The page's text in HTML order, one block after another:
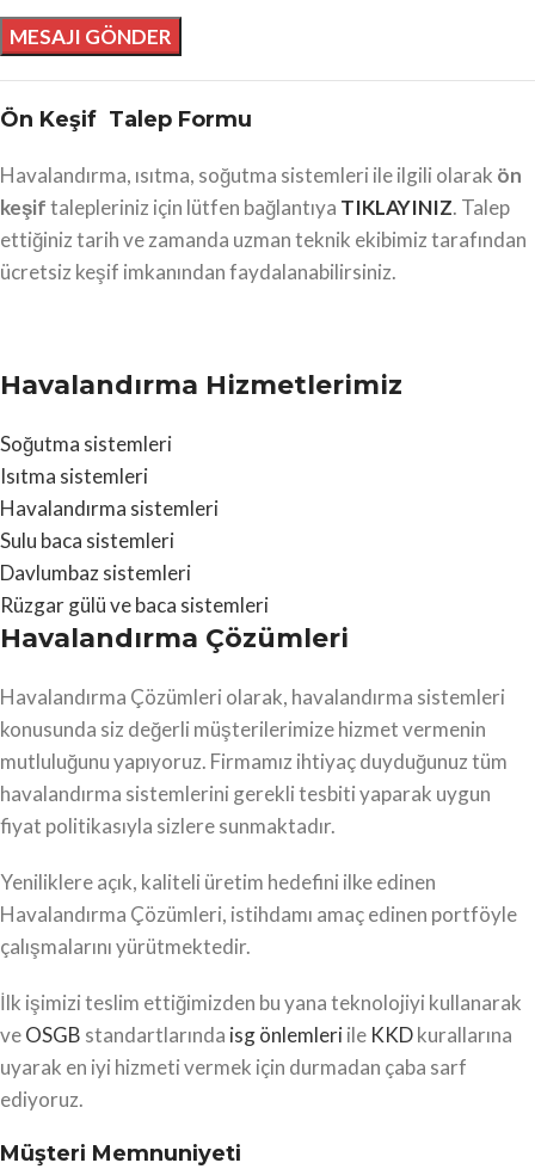
Ön Keşif Talep Formu
Havalandırma, ısıtma, soğutma sistemleri ile ilgili olarak ön
keşiftalepleriniz için lütfen bağlantıya TIKLAYINIZ. Talep
ettiğiniz tarih ve zamanda uzman teknik ekibimiz tarafından
ücretsiz keşif imkanından faydalanabilirsiniz.
Havalandırma Hizmetlerimiz
Soğutma sistemleri
Isıtma sistemleri
Havalandırma sistemleri
Sulu baca sistemleri
Davlumbaz sistemleri
Rüzgar gülü ve baca sistemleri
Havalandırma Çözümleri
Havalandırma Çözümleri olarak, havalandırma sistemleri
konusunda siz değerli müşterilerimize hizmet vermenin
mutluluğunu yapıyoruz. Firmamız ihtiyaç duyduğunuz tüm
havalandırma sistemlerini gerekli tesbiti yaparak uygun
fiyat politikasıyla sizlere sunmaktadır.
Yeniliklere açık, kaliteli üretim hedefini ilke edinen
Havalandırma Çözümleri, istihdamı amaç edinen portföyle
çalışmalarını yürütmektedir.
İlk işimizi teslim ettiğimizden bu yana teknolojiyi kullanarak
veOSGB standartlarında isg önlemleriile KKDkurallarına
uyarak en iyi hizmeti vermek için durmadan çaba sarf
ediyoruz.
Müşteri Memnuniyeti